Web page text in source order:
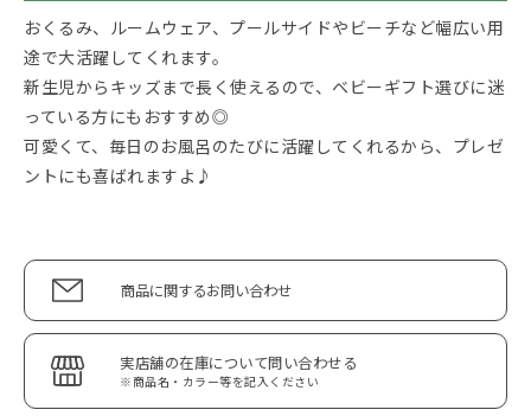
おくるみ、ルームウェア、プールサイドやビーチなど幅広い用
途で大活躍してくれます。
新生児からキッズまで長く使えるので、ベビーギフト選びに迷
っている方にもおすすめ◎
可愛くて、毎日のお風呂のたびに活躍してくれるから、プレゼ
ントにも喜ばれますよ♪
商品に関するお問い合わせ
実店舗の在庫について問い合わせる
※商品名・カラー等を記入ください